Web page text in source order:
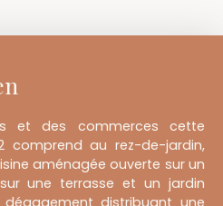
et des commerces cette
comprend au rez-de-jardin,
aménagée ouverte sur un
une terrasse et un jardin